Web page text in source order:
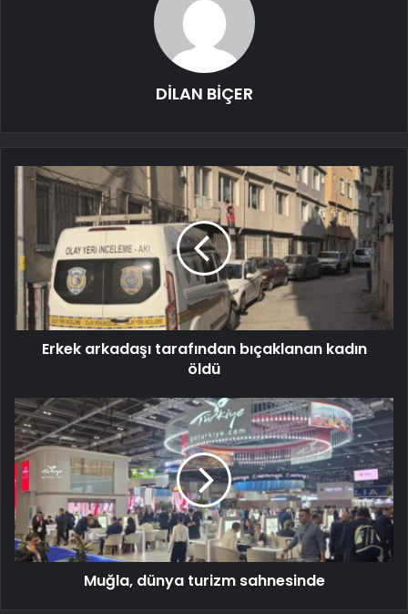
DİLAN BİÇER
Erkek arkadaşı tarafından bıçaklanan kadın
öldü
Muğla, dünya turizm sahnesinde